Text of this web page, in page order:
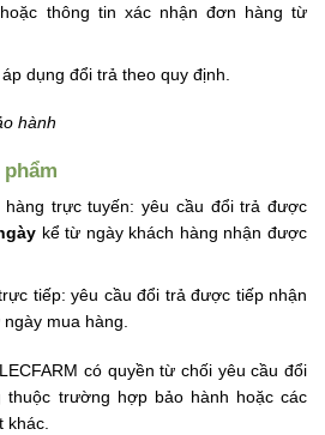
thông tin xác nhận đơn hàng từ
dụng đổi trả theo quy định.
hành
trực tuyến: yêu cầu đổi trả được
kể từ ngày khách hàng nhận được
tiếp: yêu cầu đổi trả được tiếp nhận
ngày mua hàng.
có quyền từ chối yêu cầu đổi
thuộc trường hợp bảo hành hoặc các
khác.